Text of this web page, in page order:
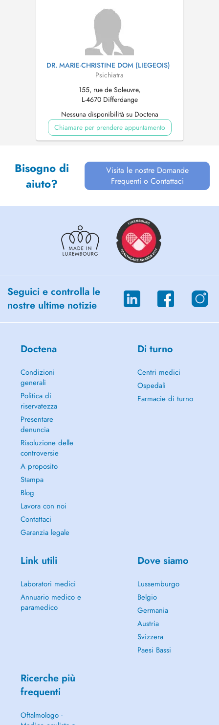
DR. MARIE-CHRISTINE DOM (LIEGEOIS)
Psichiatra
155, rue de Soleuvre,
L-4670 Differdange
Nessuna disponibilità su Doctena
Chiamare per prendere appuntamento
Bisogno di
aiuto?
Visita le nostre Domande
Frequenti o Contattaci
Seguici e controlla le
nostre ultime notizie
Doctena
Condizioni
generali
Politica di
riservatezza
Presentare
denuncia
Risoluzione delle
controversie
A proposito
Stampa
Blog
Lavora con noi
Contattaci
Garanzia legale
Di turno
Centri medici
Ospedali
Farmacie di turno
Link utili
Laboratori medici
Annuario medico e
paramedico
Dove siamo
Lussemburgo
Belgio
Germania
Austria
Svizzera
Paesi Bassi
Ricerche più
frequenti
Oftalmologo -